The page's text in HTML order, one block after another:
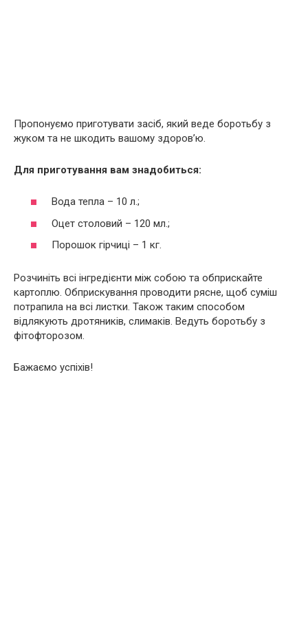
Пропонуємо приготувати засіб, який веде боротьбу з
жуком та не шкодить вашому здоров’ю.
Для приготування вам знадобиться:
Вода тепла – 10 л.;
Оцет столовий – 120 мл.;
Порошок гірчиці – 1 кг.
Розчиніть всі інгредієнти між собою та обприскайте
картоплю. Обприскування проводити рясне, щоб суміш
потрапила на всі листки. Також таким способом
відлякують дротяників, слимаків. Ведуть боротьбу з
фітофторозом.
Бажаємо успіхів!